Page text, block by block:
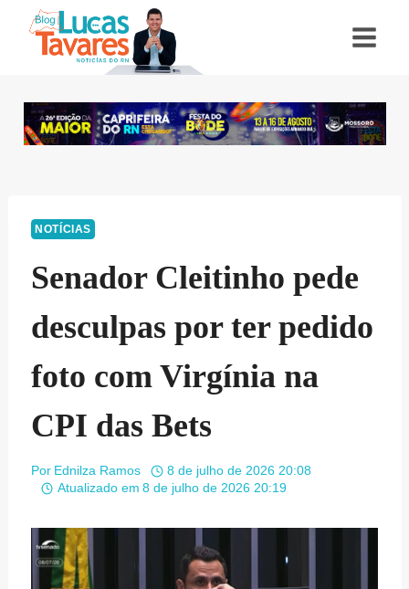
NOTÍCIAS
Senador Cleitinho pede
desculpas por ter pedido
foto com Virgínia na
CPI das Bets
Por Ednilza Ramos
8 de julho de 2026 20:08
Atualizado em 8 de julho de 2026 20:19